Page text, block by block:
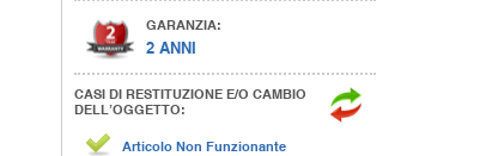
GARANZIA:
2 ANNI
CASI DI RESTITUZIONE E/O CAMBIO
DELL’OGGETTO:
Articolo Non Funzionante